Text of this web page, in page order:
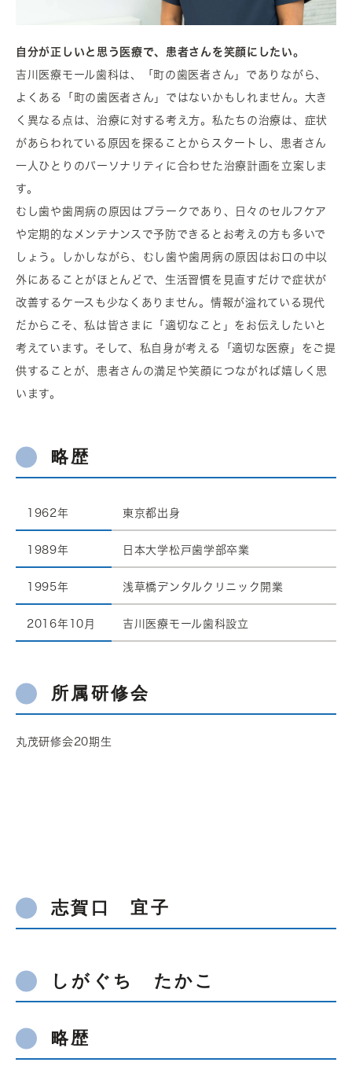
自分が正しいと思う医療で、患者さんを笑顔にしたい。
吉川医療モール歯科は、「町の歯医者さん」でありながら、
よくある「町の歯医者さん」ではないかもしれません。大き
く異なる点は、治療に対する考え方。私たちの治療は、症状
があらわれている原因を探ることからスタートし、患者さん
一人ひとりのパーソナリティに合わせた治療計画を立案しま
す。
むし歯や歯周病の原因はプラークであり、日々のセルフケア
や定期的なメンテナンスで予防できるとお考えの方も多いで
しょう。しかしながら、むし歯や歯周病の原因はお口の中以
外にあることがほとんどで、生活習慣を見直すだけで症状が
改善するケースも少なくありません。情報が溢れている現代
だからこそ、私は皆さまに「適切なこと」をお伝えしたいと
考えています。そして、私自身が考える「適切な医療」をご提
供することが、患者さんの満足や笑顔につながれば嬉しく思
います。
略歴
1962年 東京都出身
1989年 日本大学松戸歯学部卒業
1995年 浅草橋デンタルクリニック開業
2016年10月 吉川医療モール歯科設立
所属研修会
丸茂研修会20期生
志賀口 宜子
しがぐち たかこ
略歴